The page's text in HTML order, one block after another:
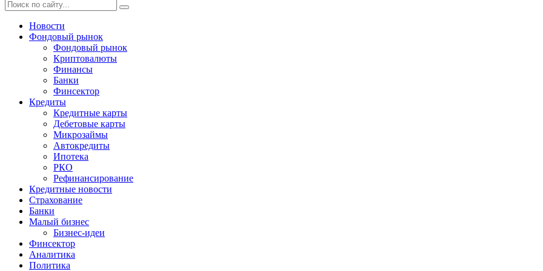
Новости
Фондовый рынок
Фондовый рынок
Криптовалюты
Финансы
Банки
Финсектор
Кредиты
Кредитные карты
Дебетовые карты
Микрозаймы
Автокредиты
Ипотека
РКО
Рефинансирование
Кредитные новости
Страхование
Банки
Малый бизнес
Бизнес-идеи
Финсектор
Аналитика
Политика